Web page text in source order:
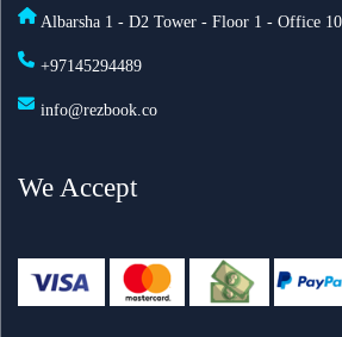
التغييرات الجديدة؟
تطلق أولى رحلاتها اليومية إلى لندن
في مطار دكا الدولي في بنغلاديش
Albarsha 1 - D2 Tower - Floor 1 - Office
+97145294489
info@rezbook.co
We Accept